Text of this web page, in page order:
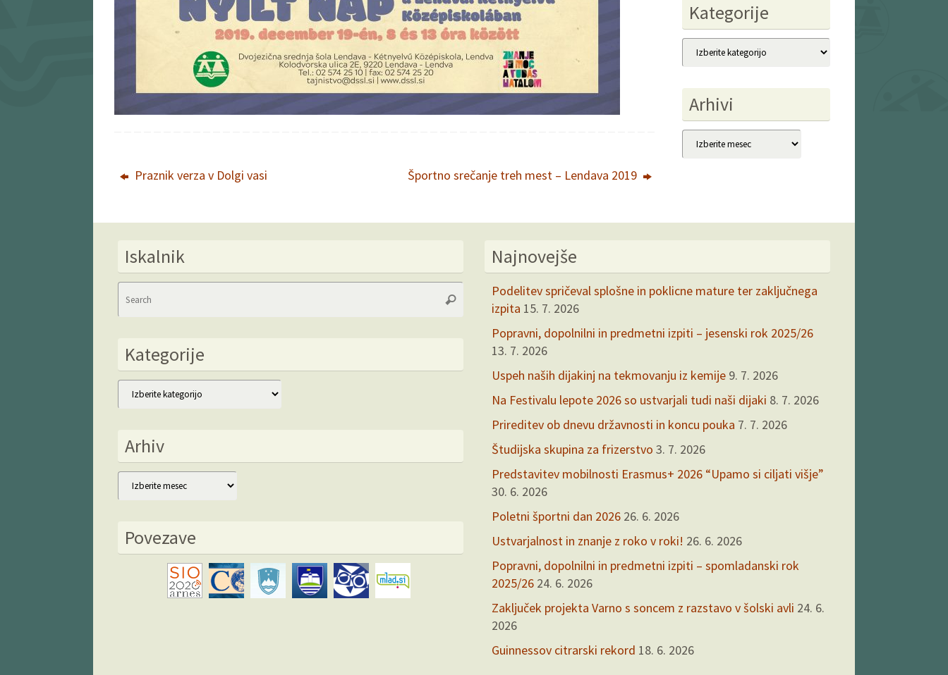
Praznik verza v Dolgi vasi Športno srečanje treh mest – Lendava 2019
Kategorije
Kategorije
Arhivi
Arhivi
Iskalnik
Search
Search
Kategorije
Kategorije
Arhiv
Arhiv
Povezave
Najnovejše
Podelitev spričeval splošne in poklicne mature ter zaključnega
izpita 15. 7. 2026
Popravni, dopolnilni in predmetni izpiti – jesenski rok 2025/26
13. 7. 2026
Uspeh naših dijakinj na tekmovanju iz kemije 9. 7. 2026
Na Festivalu lepote 2026 so ustvarjali tudi naši dijaki 8. 7. 2026
Prireditev ob dnevu državnosti in koncu pouka 7. 7. 2026
Študijska skupina za frizerstvo 3. 7. 2026
Predstavitev mobilnosti Erasmus+ 2026 “Upamo si ciljati višje”
30. 6. 2026
Poletni športni dan 2026 26. 6. 2026
Ustvarjalnost in znanje z roko v roki! 26. 6. 2026
Popravni, dopolnilni in predmetni izpiti – spomladanski rok
2025/26 24. 6. 2026
Zaključek projekta Varno s soncem z razstavo v šolski avli 24. 6.
2026
Guinnessov citrarski rekord 18. 6. 2026